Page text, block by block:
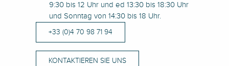
9:30 bis 12 Uhr und ed 13:30 bis 18:30 Uhr
und Sonntag von 14:30 bis 18 Uhr.
+33 (0)4 70 98 71 94
KONTAKTIEREN SIE UNS